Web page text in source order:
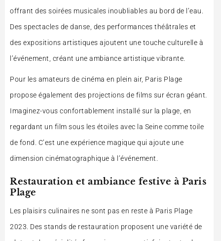
offrant des soirées musicales inoubliables au bord de l’eau.
Des spectacles de danse, des performances théâtrales et
des expositions artistiques ajoutent une touche culturelle à
l’événement, créant une ambiance artistique vibrante.
Pour les amateurs de cinéma en plein air, Paris Plage
propose également des projections de films sur écran géant.
Imaginez-vous confortablement installé sur la plage, en
regardant un film sous les étoiles avec la Seine comme toile
de fond. C’est une expérience magique qui ajoute une
dimension cinématographique à l’événement.
Restauration et ambiance festive à Paris
Plage
Les plaisirs culinaires ne sont pas en reste à Paris Plage
2023. Des stands de restauration proposent une variété de